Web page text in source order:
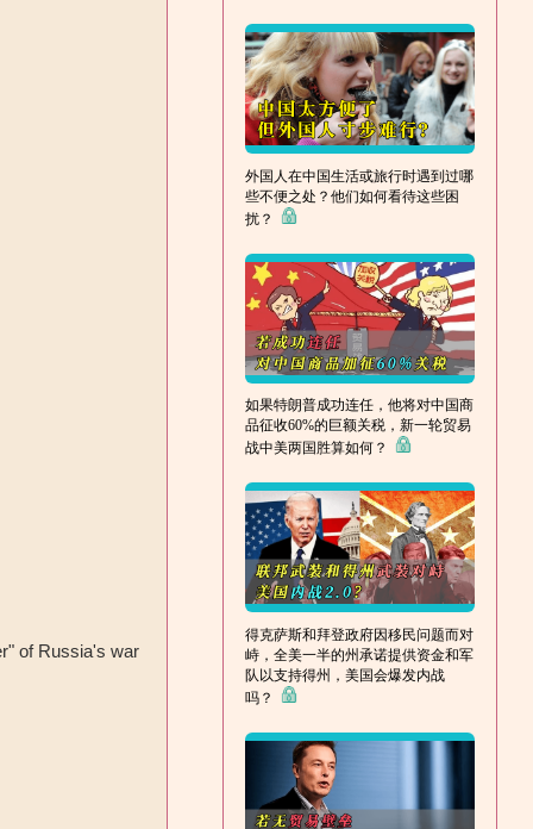
of Russia's war
外国人在中国生活或旅行时遇到过哪
些不便之处？他们如何看待这些困
扰？
如果特朗普成功连任，他将对中国商
品征收60%的巨额关税，新一轮贸易
战中美两国胜算如何？
得克萨斯和拜登政府因移民问题而对
峙，全美一半的州承诺提供资金和军
队以支持得州，美国会爆发内战
吗？